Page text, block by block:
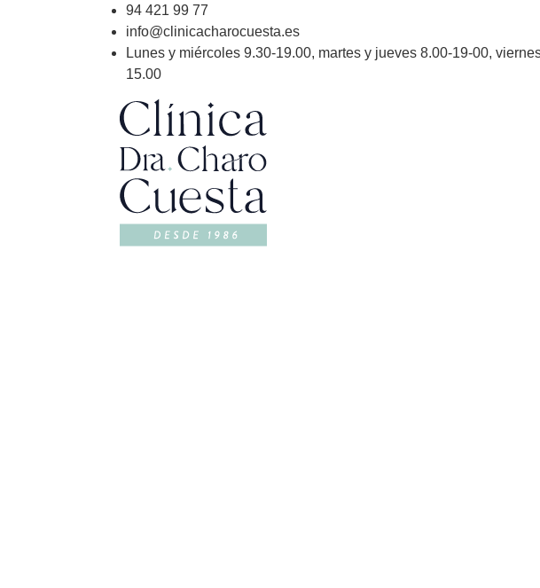
94 421 99 77
info@clinicacharocuesta.es
Lunes y miércoles 9.30-19.00, martes y jueves 8.00-19-00,
15.00